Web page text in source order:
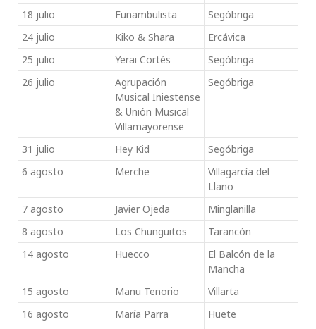
18 julio
Funambulista
Segóbriga
24 julio
Kiko & Shara
Ercávica
25 julio
Yerai Cortés
Segóbriga
26 julio
Agrupación
Musical Iniestense
& Unión Musical
Villamayorense
Segóbriga
31 julio Hey Kid
Segóbriga
6 agosto
Merche
Villagarcía del
Llano
7 agosto
Javier Ojeda
Minglanilla
8 agosto
Los Chunguitos
Tarancón
14 agosto
Huecco
El Balcón de la
Mancha
15 agosto
Manu Tenorio
Villarta
16 agosto
María Parra
Huete